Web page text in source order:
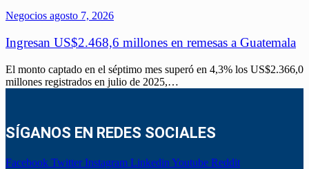
Negocios agosto 7, 2026
Ingresan US$2.468,6 millones en remesas a Guatemala
El monto captado en el séptimo mes superó en 4,3% los US$2.366,0
millones registrados en julio de 2025,…
SÍGANOS EN REDES SOCIALES
Facebook Twitter Instagram Linkedin Youtube Reddit